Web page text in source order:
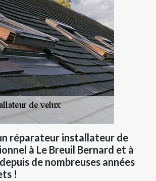
réparateur installateur de
à Le Breuil Bernard et à
de nombreuses années
!